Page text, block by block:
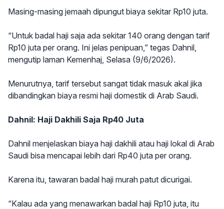
Masing-masing jemaah dipungut biaya sekitar Rp10 juta.
“Untuk badal haji saja ada sekitar 140 orang dengan tarif
Rp10 juta per orang. Ini jelas penipuan,” tegas Dahnil,
mengutip laman Kemenhaj, Selasa (9/6/2026).
Menurutnya, tarif tersebut sangat tidak masuk akal jika
dibandingkan biaya resmi haji domestik di Arab Saudi.
Dahnil: Haji Dakhili Saja Rp40 Juta
Dahnil menjelaskan biaya haji dakhili atau haji lokal di Arab
Saudi bisa mencapai lebih dari Rp40 juta per orang.
Karena itu, tawaran badal haji murah patut dicurigai.
“Kalau ada yang menawarkan badal haji Rp10 juta, itu